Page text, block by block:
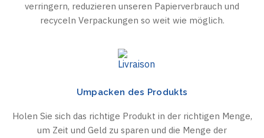
verringern, reduzieren unseren Papierverbrauch und
recyceln Verpackungen so weit wie möglich.
Umpacken des Produkts
Holen Sie sich das richtige Produkt in der richtigen Menge,
um Zeit und Geld zu sparen und die Menge der